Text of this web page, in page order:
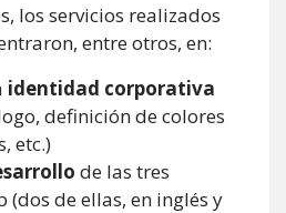
los servicios realizados
entre otros, en:
identidad corporativa
definición de colores
etc.)
de las tres
(dos de ellas, en inglés y